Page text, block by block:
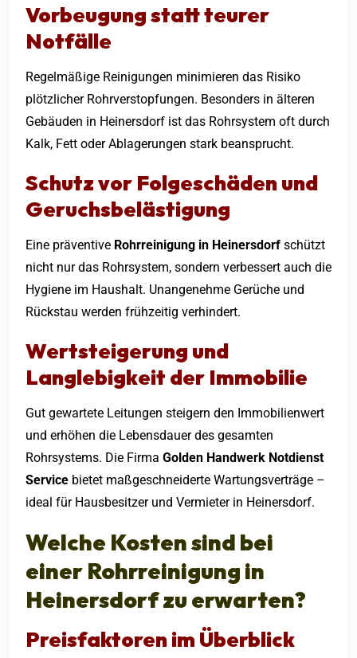
Vorbeugung statt teurer
Notfälle
Regelmäßige Reinigungen minimieren das Risiko
plötzlicher Rohrverstopfungen. Besonders in älteren
Gebäuden in Heinersdorf ist das Rohrsystem oft durch
Kalk, Fett oder Ablagerungen stark beansprucht.
Schutz vor Folgeschäden und
Geruchsbelästigung
Eine präventive Rohrreinigung in Heinersdorf schützt
nicht nur das Rohrsystem, sondern verbessert auch die
Hygiene im Haushalt. Unangenehme Gerüche und
Rückstau werden frühzeitig verhindert.
Wertsteigerung und
Langlebigkeit der Immobilie
Gut gewartete Leitungen steigern den Immobilienwert
und erhöhen die Lebensdauer des gesamten
Rohrsystems. Die Firma Golden Handwerk Notdienst
Service bietet maßgeschneiderte Wartungsverträge –
ideal für Hausbesitzer und Vermieter in Heinersdorf.
Welche Kosten sind bei
einer Rohrreinigung in
Heinersdorfzu erwarten?
Preisfaktoren im Überblick